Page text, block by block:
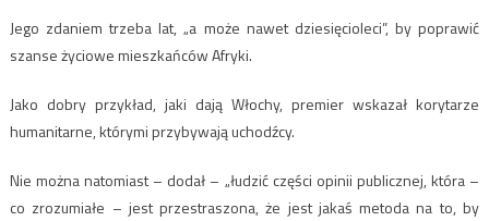
Jego zdaniem trzeba lat, „a może nawet dziesięcioleci”, by poprawić
szanse życiowe mieszkańców Afryki.
Jako dobry przykład, jaki dają Włochy, premier wskazał korytarze
humanitarne, którymi przybywają uchodźcy.
Nie można natomiast – dodał – „łudzić części opinii publicznej, która –
co zrozumiałe – jest przestraszona, że jest jakaś metoda na to, by